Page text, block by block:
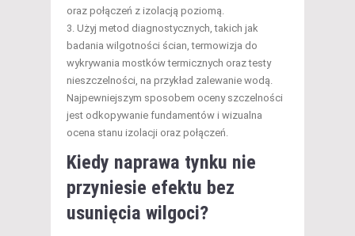
oraz połączeń z izolacją poziomą.
Użyj metod diagnostycznych, takich jak
badania wilgotności ścian, termowizja do
wykrywania mostków termicznych oraz testy
nieszczelności, na przykład zalewanie wodą.
Najpewniejszym sposobem oceny szczelności
jest odkopywanie fundamentów i wizualna
ocena stanu izolacji oraz połączeń.
Kiedy naprawa tynku nie
przyniesie efektu bez
usunięcia wilgoci?